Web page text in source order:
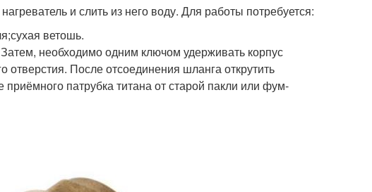
и слить из него воду. Для работы потребуется:
ветошь.
необходимо одним ключом удерживать корпус
отверстия. После отсоединения шланга открутить
патрубка титана от старой пакли или фум-